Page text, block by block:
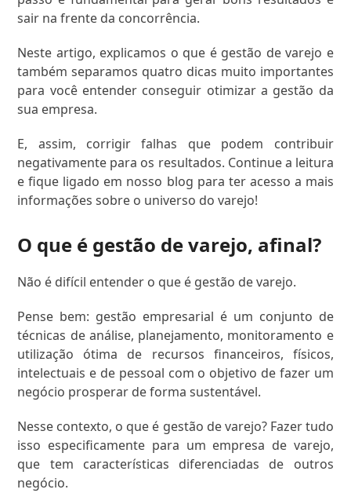
sair na frente da concorrência.
Neste artigo, explicamos o que é gestão de varejo e
também separamos quatro dicas muito importantes
para você entender conseguir otimizar a gestão da
sua empresa.
E, assim, corrigir falhas que podem contribuir
negativamente para os resultados. Continue a leitura
e fique ligado em nosso blog para ter acesso a mais
informações sobre o universo do varejo!
O que é gestão de varejo, afinal?
Não é difícil entender o que é gestão de varejo.
Pense bem: gestão empresarial é um conjunto de
técnicas de análise, planejamento, monitoramento e
utilização ótima de recursos financeiros, físicos,
intelectuais e de pessoal com o objetivo de fazer um
negócio prosperar de forma sustentável.
Nesse contexto, o que é gestão de varejo? Fazer tudo
isso especificamente para um empresa de varejo,
que tem características diferenciadas de outros
negócio.